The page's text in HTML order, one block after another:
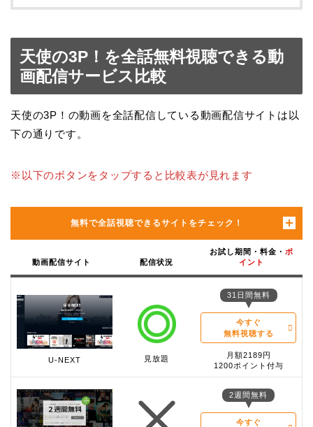
天使の3P！を全話無料視聴できる動
画配信サービス比較
天使の3P！の動画を全話配信している動画配信サイトは以
下の通りです。
※以下のボタンをタップすると比較表が見れます
無料で全話視聴できるサイトをチェック！
動画配信サイト 配信状況
お試し期間・料金・ ポ
イント
U-NEXT 見放題
31日間無料
今すぐ
無料視聴する
月額2189円
1200ポイント付与
2週間無料
今すぐ